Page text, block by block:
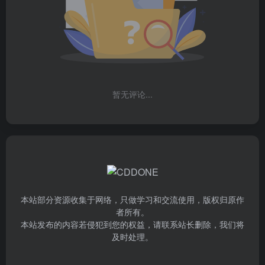
暂无评论...
本站部分资源收集于网络，只做学习和交流使用，版权归原作
者所有。
本站发布的内容若侵犯到您的权益，请联系站长删除，我们将
及时处理。